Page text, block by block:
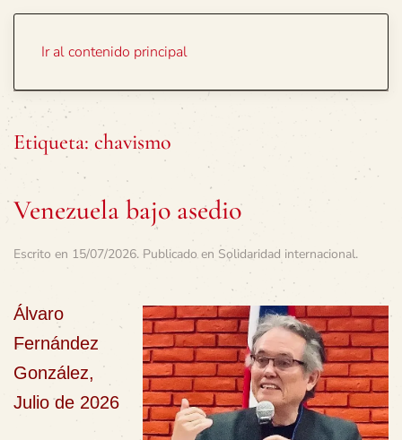
Ir al contenido principal
Etiqueta: chavismo
Venezuela bajo asedio
Escrito en 15/07/2026. Publicado en Solidaridad internacional.
Álvaro
Fernández
González,
Julio de 2026